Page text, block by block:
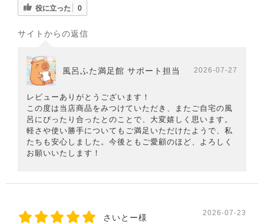
役に立った 0
サイトからの返信
風呂ふた満足館 サポート担当 2026-07-27
レビューありがとうございます！
この度は当店商品をみつけていただき、またご自宅の風
呂にぴったり合ったとのことで、大変嬉しく思います。
軽さや使い勝手についてもご満足いただけたようで、私
たちも安心しました。今後ともご愛顧のほど、よろしく
お願いいたします！
さいとー様 2026-07-23